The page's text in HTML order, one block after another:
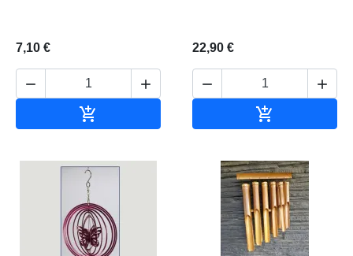
7,10 €
 

22,90 €
 
